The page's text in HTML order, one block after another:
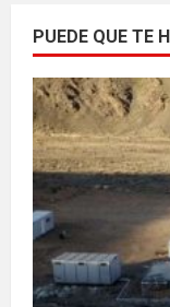
PUEDE QUE TE